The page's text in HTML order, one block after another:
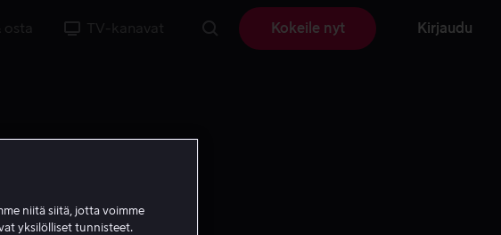
osta TV-kanavat Kokeile nyt Kirjaudu
niitä siitä, jotta voimme
yksilölliset tunnisteet.